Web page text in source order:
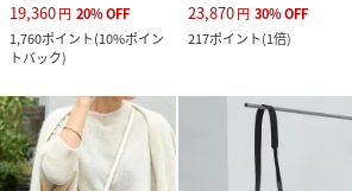
19,360円 20%OFF
1,760ポイント(10%ポイン
トバック)
23,870円 30%OFF
217ポイント(1倍)